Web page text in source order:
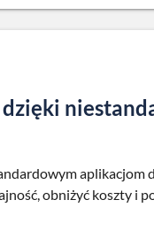
aplikacjom
obniżyć koszty i